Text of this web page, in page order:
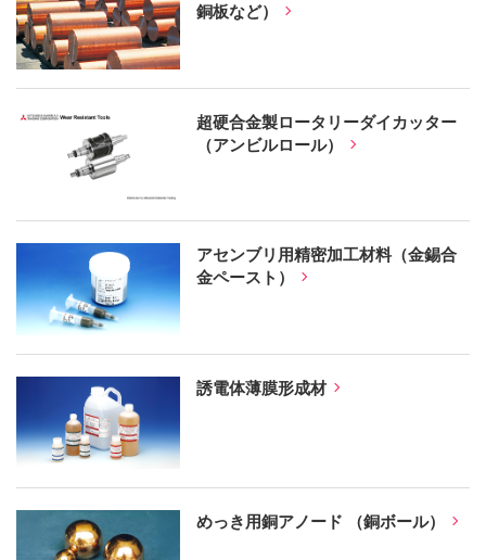
銅板など）
超硬合金製ロータリーダイカッター
（アンビルロール）
アセンブリ用精密加工材料（金錫合
金ペースト）
誘電体薄膜形成材
めっき用銅アノード （銅ボール）